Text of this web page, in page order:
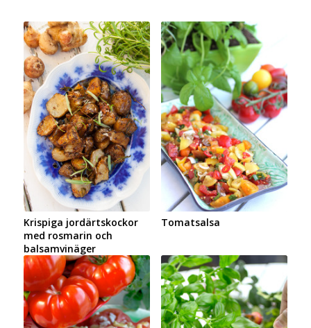
Krispiga jordärtskockor
med rosmarin och
balsamvinäger
Tomatsalsa